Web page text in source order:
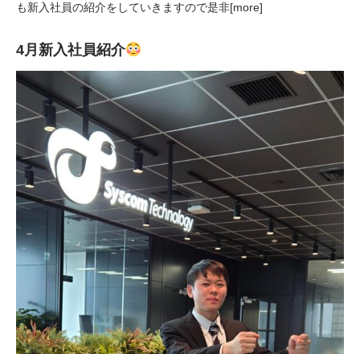
も新入社員の紹介をしていきますので是非[more]
4月新入社員紹介